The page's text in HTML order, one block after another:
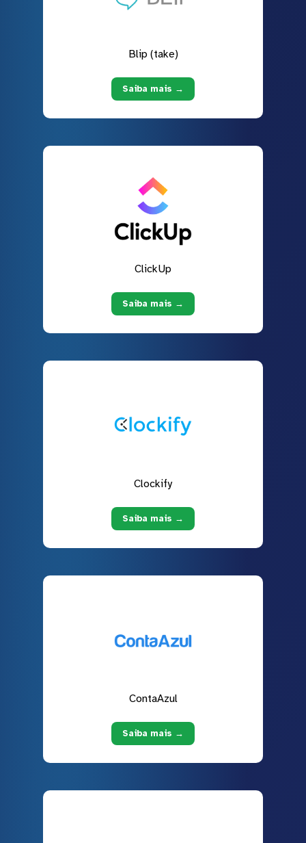
Blip (take)
Saiba mais →
ClickUp
Saiba mais →
Clockify
Saiba mais →
ContaAzul
Saiba mais →